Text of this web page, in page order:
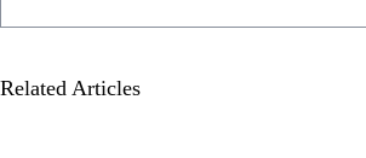
Related Articles